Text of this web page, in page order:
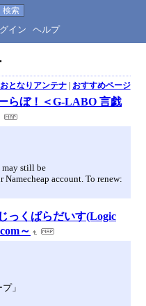
イン ヘルプ
おとなりアンテナ| おすすめページ
らぼ！＜G-LABO 言戯
still be
account. To renew:
っくぱらだいす(Logic
～
」